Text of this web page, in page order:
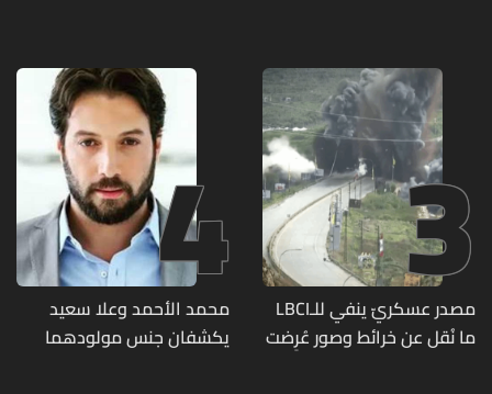
متورطين
3
مصدر عسكريّ ينفي للـLBCI
ما نُقل عن خرائط وصور عُرِضت
4
محمد الأحمد وعلا سعيد
يكشفان جنس مولودهما